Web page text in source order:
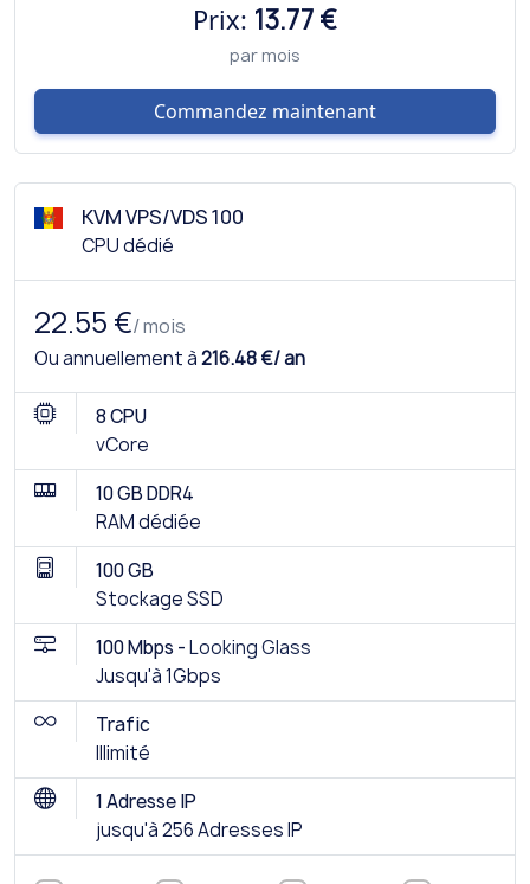
Prix: 13.77 €
par mois
Commandez maintenant
KVM VPS/VDS 100
CPU dédié
22.55 €/ mois
Ou annuellement à216.48 €/ an
8 CPU
vCore
10 GB DDR4
RAM dédiée
100 GB
Stockage SSD
100 Mbps -Looking Glass
Jusqu'à 1Gbps
Trafic
Illimité
1 Adresse IP
jusqu'à 256 Adresses IP